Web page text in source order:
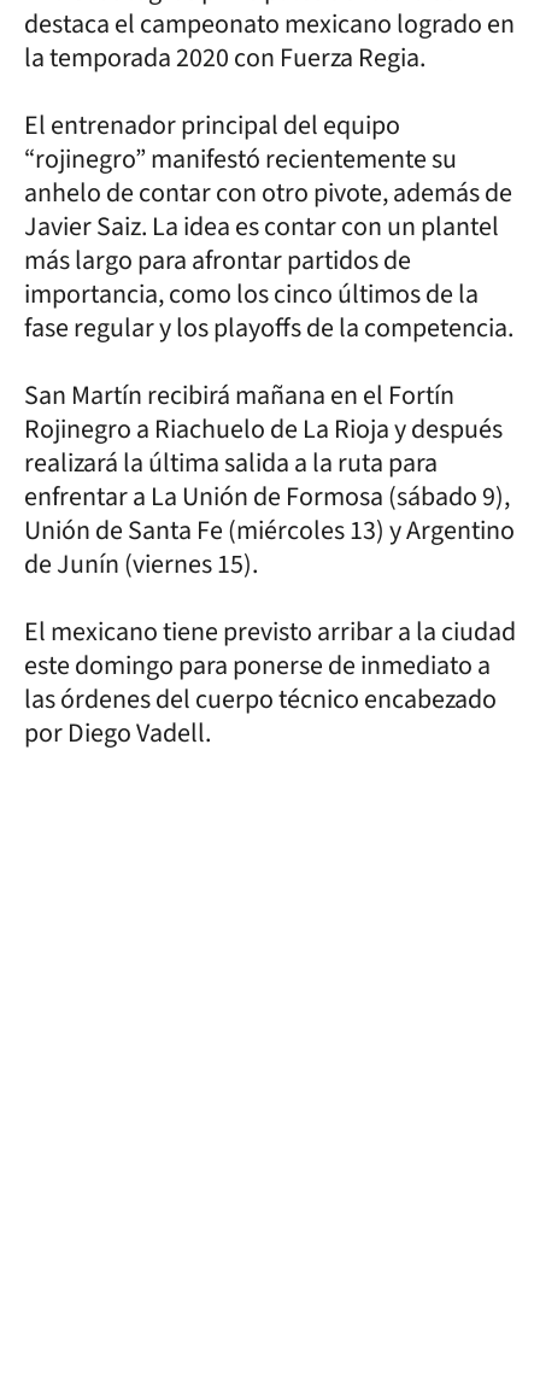
destaca el campeonato mexicano logrado en
la temporada 2020 con Fuerza Regia.
El entrenador principal del equipo
“rojinegro” manifestó recientemente su
anhelo de contar con otro pivote, además de
Javier Saiz. La idea es contar con un plantel
más largo para afrontar partidos de
importancia, como los cinco últimos de la
fase regular y los playoffs de la competencia.
San Martín recibirá mañana en el Fortín
Rojinegro a Riachuelo de La Rioja y después
realizará la última salida a la ruta para
enfrentar a La Unión de Formosa (sábado 9),
Unión de Santa Fe (miércoles 13) y Argentino
de Junín (viernes 15).
El mexicano tiene previsto arribar a la ciudad
este domingo para ponerse de inmediato a
las órdenes del cuerpo técnico encabezado
por Diego Vadell.